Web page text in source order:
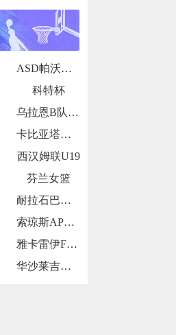
ASD帕沃内塞
科特杯
乌拉恩B队U19
卡比亚塔公牛
西汉姆联U19
芬兰女篮
耐拉石巴勒鲁普
索琼斯AP青年队
雅卡雷伊FCU20
华沙莱吉亚青年队